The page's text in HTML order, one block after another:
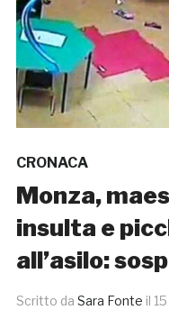
CRONACA
Monza,
insulta e
all’asilo:
Scritto da Sara Fonte il